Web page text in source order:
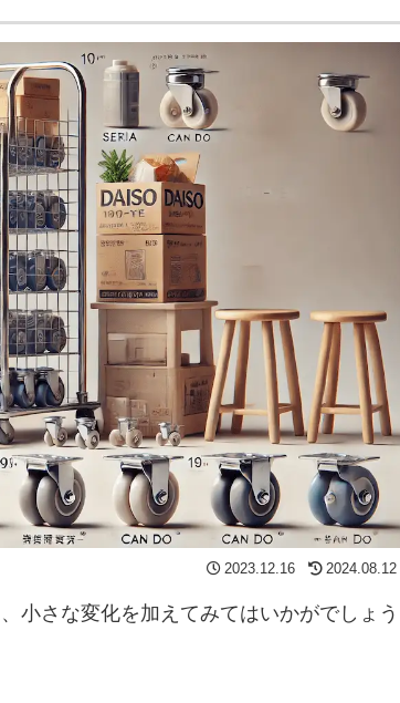
2023.12.16 2024.08.12
小さな変化を加えてみてはいかがでしょう